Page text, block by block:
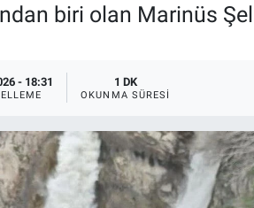
biri olan Marinüs
- 18:31 1 DK
OKUNMA SÜRESI